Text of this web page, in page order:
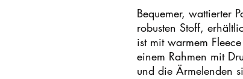
Bequemer, wattierter
robusten Stoff,
ist mit warmem
einem Rahmen mit
und die Ärmelenden